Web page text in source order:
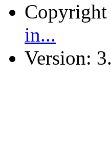
in...
Version: